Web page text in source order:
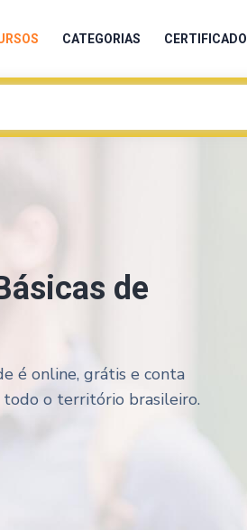
CATEGORIAS CERTIFICADO
de
é online, grátis e conta
todo o território brasileiro.